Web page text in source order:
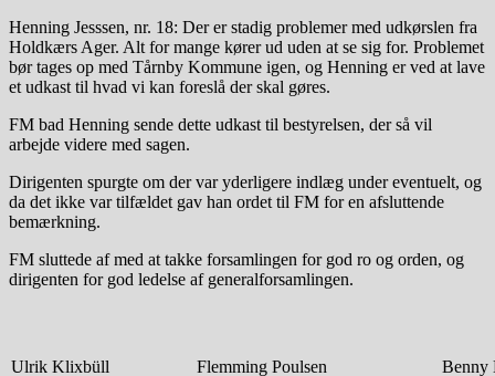
Henning Jesssen, nr. 18: Der er stadig problemer med udkørslen fra
Holdkærs Ager. Alt for mange kører ud uden at se sig for. Problemet
bør tages op med Tårnby Kommune igen, og Henning er ved at lave
et udkast til hvad vi kan foreslå der skal gøres.
FM bad Henning sende dette udkast til bestyrelsen, der så vil
arbejde videre med sagen.
Dirigenten spurgte om der var yderligere indlæg under eventuelt, og
da det ikke var tilfældet gav han ordet til FM for en afsluttende
bemærkning.
FM sluttede af med at takke forsamlingen for god ro og orden, og
dirigenten for god ledelse af generalforsamlingen.
Ulrik Klixbüll Flemming Poulsen Benny